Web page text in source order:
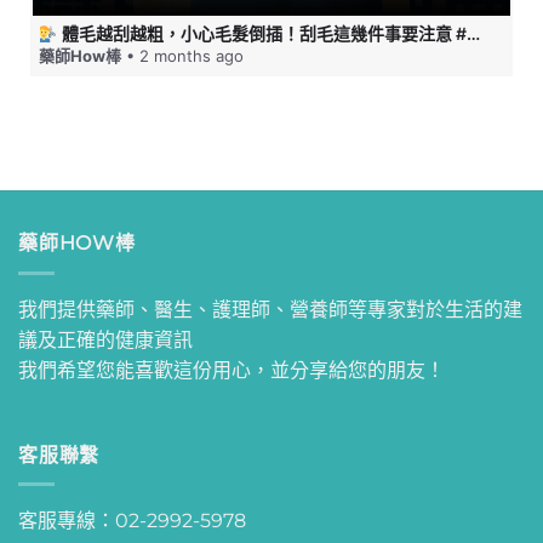
體毛越刮越粗，小心毛髮倒插！刮毛這幾件事要注意 #藥師HOW棒
藥師How棒 • 2 months ago
藥師HOW棒
我們提供藥師、醫生、護理師、營養師等專家對於生活的建
議及正確的健康資訊
我們希望您能喜歡這份用心，並分享給您的朋友！
客服聯繫
客服專線：02-2992-5978